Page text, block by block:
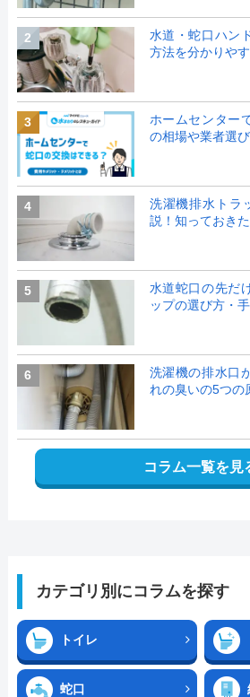
2
水道・蛇口ハン
方法を分かりや
3
ホームセンター
の相場や業者選
4
洗濯機排水トラ
説！知っておき
5
水道蛇口の先だ
ップの選び方・
6
洗濯機の排水口
れの臭いの5つの
コラム一覧を見
カテゴリ別にコラムを探す
トイレ
蛇口